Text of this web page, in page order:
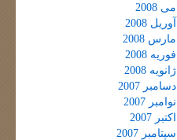
می 2008
آوریل 2008
مارس 2008
فوریه 2008
ژانویه 2008
دسامبر 2007
نوامبر 2007
اکتبر 2007
سپتامبر 2007